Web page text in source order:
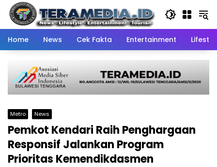
Skip
content
Home
News Cek Fakta Entertainment
Metro News
Pemkot Kendari Raih Penghargaan
Responsif Jalankan Program
Prioritas Kemendikdasmen